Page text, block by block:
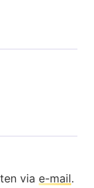
via e-mail.